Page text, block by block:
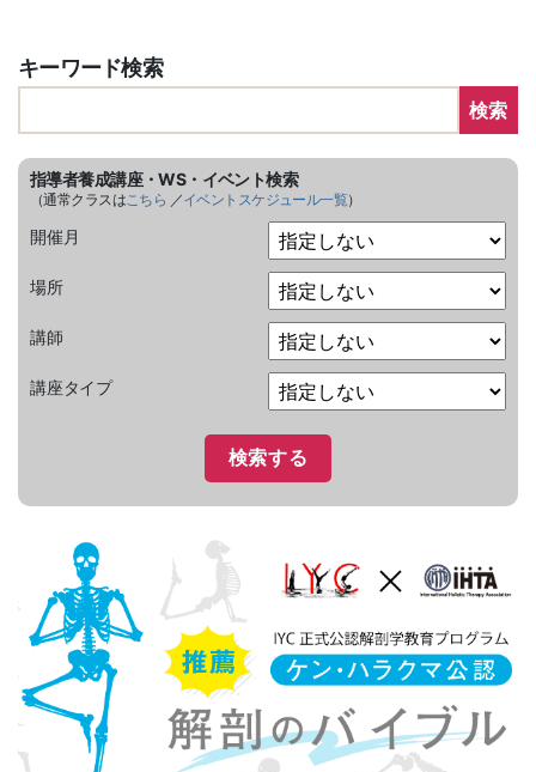
キーワード検索
検索
指導者養成講座・WS・イベント検索
（通常クラスはこちら ／イベントスケジュール一覧）
開催月
場所
講師
講座タイプ